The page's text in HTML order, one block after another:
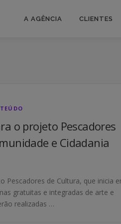
A AGÊNCIA CLIENTES
o projeto Pescadores
e Cidadania
Pescadores de Cultura, que inicia
gratuitas e integradas de arte e
realizadas …